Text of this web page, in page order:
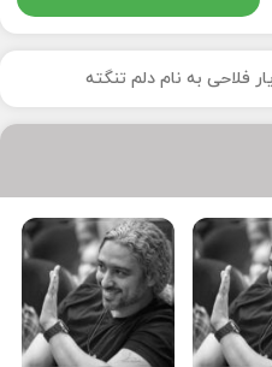
فلاحی به نام دلم تنگته